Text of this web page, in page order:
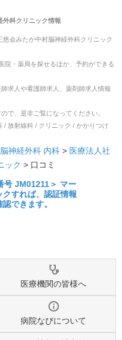
外科クリニック情報
悠会みたか中村脳神経外科クリニック
院・薬局を探せるほか、予約ができる
求人や看護師求人、薬剤師求人情報
で、是非ご覧になってください。
/ 放射線科 / クリニック / かかりつけ
脳神経外科 内科 > 医療法人社
ック > 口コミ
医療機関の皆様へ
病院なびについて